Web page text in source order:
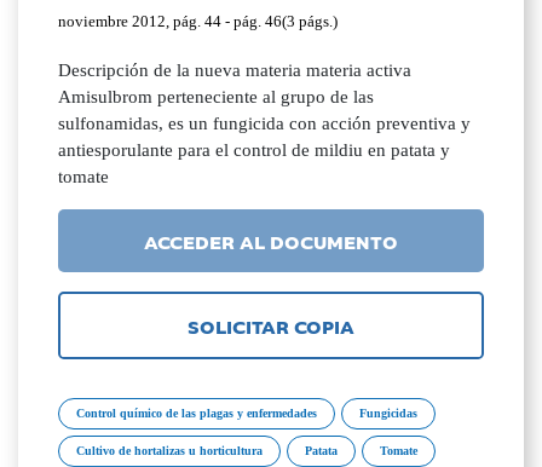
noviembre 2012, pág. 44 - pág. 46(3 págs.)
Descripción de la nueva materia materia activa
Amisulbrom perteneciente al grupo de las
sulfonamidas, es un fungicida con acción preventiva y
antiesporulante para el control de mildiu en patata y
tomate
ACCEDER AL DOCUMENTO
SOLICITAR COPIA
Control químico de las plagas y enfermedades Fungicidas
Cultivo de hortalizas u horticultura Patata Tomate